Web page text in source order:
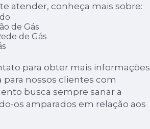
atender, conheça mais sobre:
de Gás
de Gás
para obter mais informações
nossos clientes com
busca sempre sanar a
os amparados em relação aos